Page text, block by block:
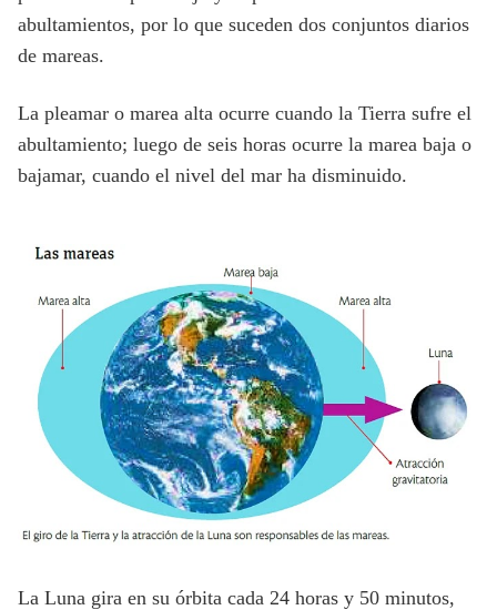
abultamientos, por lo que suceden dos conjuntos diarios
de mareas.
La pleamar o marea alta ocurre cuando la Tierra sufre el
abultamiento; luego de seis horas ocurre la marea baja o
bajamar, cuando el nivel del mar ha disminuido.
La Luna gira en su órbita cada 24 horas y 50 minutos,